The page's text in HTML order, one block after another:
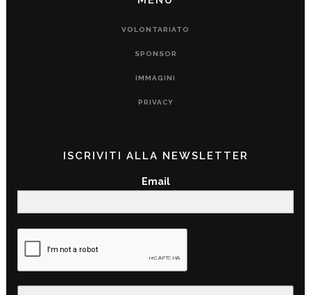
VOLONTARIATO
SPONSOR
IMMAGINI
PRIVACY
ISCRIVITI ALLA NEWSLETTER
Email